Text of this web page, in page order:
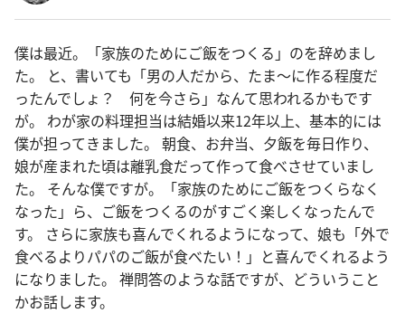
僕は最近。「家族のためにご飯をつくる」のを辞めまし
た。 と、書いても「男の人だから、たま〜に作る程度だ
ったんでしょ？ 何を今さら」なんて思われるかもです
が。 わが家の料理担当は結婚以来12年以上、基本的には
僕が担ってきました。 朝食、お弁当、夕飯を毎日作り、
娘が産まれた頃は離乳食だって作って食べさせていまし
た。 そんな僕ですが。「家族のためにご飯をつくらなく
なった」ら、ご飯をつくるのがすごく楽しくなったんで
す。 さらに家族も喜んでくれるようになって、娘も「外で
食べるよりパパのご飯が食べたい！」と喜んでくれるよう
になりました。 禅問答のような話ですが、どういうこと
かお話します。